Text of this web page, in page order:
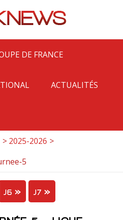
DE FRANCE
ACTUALITÉS
2025-2026
5
J6 J7